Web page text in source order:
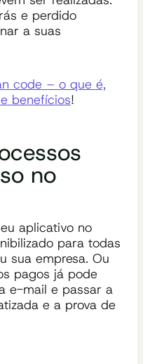
e perdido
a suas
code – o que é,
benefícios!
no
aplicativo no
para todas
sua empresa. Ou
pagos já pode
e-mail e passar a
e a prova de